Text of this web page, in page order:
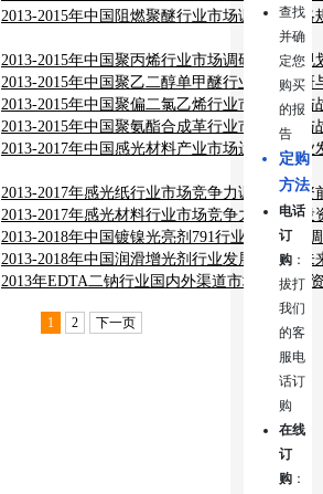
分析研究报告
2013-2015年中国阻燃聚醚行业市场调研与战略
2013-2015年中国聚丙烯行业市场调研与战略规
2013-2015年中国聚乙二醇单甲醚行业市场调研
研究报告
2013-2015年中国聚偏二氯乙烯行业市场调研与
究报告
2013-2015年中国聚氨酯合成革行业市场调研与
究报告
2013-2017年中国感光材料产业市场运行暨产业
2013-2017年感光纸行业市场竞争力调查及投资
2013-2017年感光材料行业市场竞争力调查及投
2013-2018年中国镀镍光亮剂791行业市场深度
析报告
2013-2018年中国润滑增光剂行业发展现状及未
分析报告
2013年EDTA二钠行业国内外渠道市场发展(投
1 2 下一页
查找
并确
定您
购买
的报
告
定购
方法
电话
订
购 ：
拔打
我们
的客
服电
话订
购
在线
订
购 ：